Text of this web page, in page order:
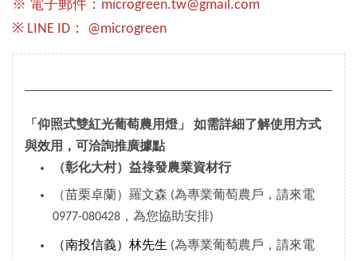
※ 電子郵件：microgreen.tw@gmail.com
※ LINE ID： @microgreen
「仰照式雙紅光葡萄農用燈」 如需詳細了解使用方式
與效用，可洽詢推廣據點
（彰化大村）益祿發農業資材行
（苗栗卓蘭）羅文森 (為專業葡萄農戶，請來電
0977-080428，為您協助安排)
（南投信義）林先生 (為專業葡萄農戶，請來電